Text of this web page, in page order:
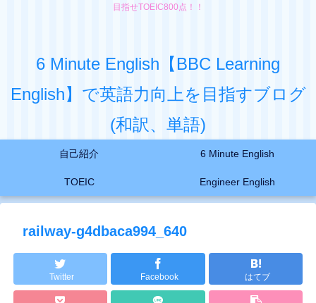
目指せTOEIC800点！！
6 Minute English【BBC Learning
English】で英語力向上を目指すブログ
(和訳、単語)
自己紹介 6 Minute English
TOEIC Engineer English
railway-g4dbaca994_640
Twitter Facebook はてブ